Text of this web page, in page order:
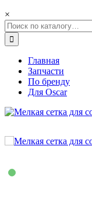
×
Главная
Запчасти
По бренду
Для Oscar